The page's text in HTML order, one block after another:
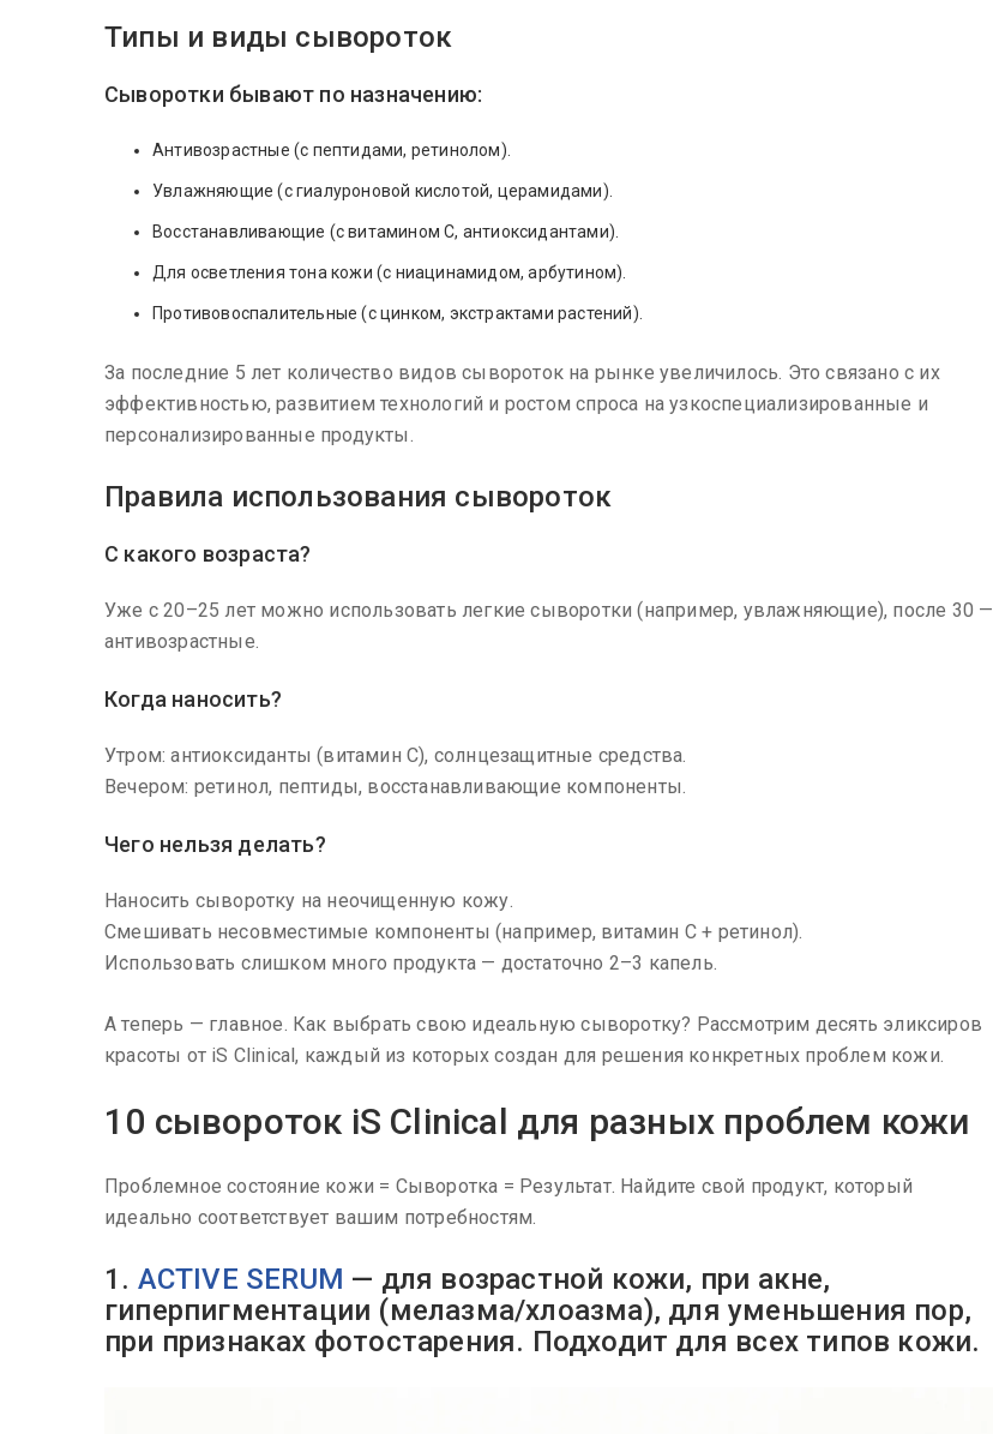
Типы и виды сывороток
Сыворотки бывают по назначению:
Антивозрастные (с пептидами, ретинолом).
Увлажняющие (с гиалуроновой кислотой, церамидами).
Восстанавливающие (с витамином С, антиоксидантами).
Для осветления тона кожи (с ниацинамидом, арбутином).
Противовоспалительные (с цинком, экстрактами растений).
За последние 5 лет количество видов сывороток на рынке увеличилось. Это связано с их
эффективностью, развитием технологий и ростом спроса на узкоспециализированные и
персонализированные продукты.
Правила использования сывороток
С какого возраста?
Уже с 20–25 лет можно использовать легкие сыворотки (например, увлажняющие), после 30 —
антивозрастные.
Когда наносить?
Утром: антиоксиданты (витамин С), солнцезащитные средства.
Вечером: ретинол, пептиды, восстанавливающие компоненты.
Чего нельзя делать?
Наносить сыворотку на неочищенную кожу.
Смешивать несовместимые компоненты (например, витамин С + ретинол).
Использовать слишком много продукта — достаточно 2–3 капель.
А теперь — главное. Как выбрать свою идеальную сыворотку? Рассмотрим десять эликсиров
красоты от iS Clinical, каждый из которых создан для решения конкретных проблем кожи.
10 сывороток iS Clinical для разных проблем кожи
Проблемное состояние кожи = Сыворотка = Результат. Найдите свой продукт, который
идеально соответствует вашим потребностям.
1. ACTIVE SERUM — для возрастной кожи, при акне,
гиперпигментации (мелазма/хлоазма), для уменьшения пор,
при признаках фотостарения. Подходит для всех типов кожи.